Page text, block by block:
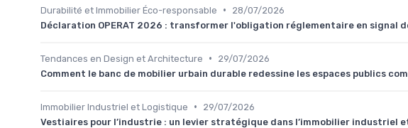
Durabilité et Immobilier Éco-responsable •
28/07/2026
Déclaration OPERAT 2026 : transformer l'obligation réglementaire en signal
Tendances en Design et Architecture •
29/07/2026
Comment le banc de mobilier urbain durable redessine les espaces publics
Immobilier Industriel et Logistique •
29/07/2026
Vestiaires pour l’industrie : un levier stratégique dans l’immobilier industriel